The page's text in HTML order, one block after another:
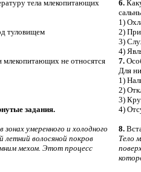
тела млекопитающих
туловищем
не относятся
задания.
умеренного и холодного
летний волосяной покров
мехом. Этот процесс
6.
1)
2)
3)
4)
7.
Для
1)
2)
3)
4)
8.
Тело